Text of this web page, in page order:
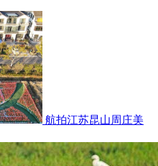
航拍江苏昆山周庄美